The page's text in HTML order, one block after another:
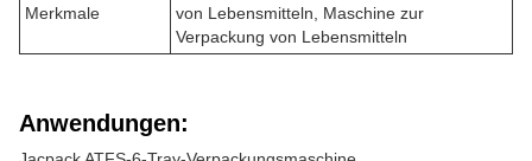
Merkmale
von Lebensmitteln, Maschine zur
Verpackung von Lebensmitteln
Anwendungen: